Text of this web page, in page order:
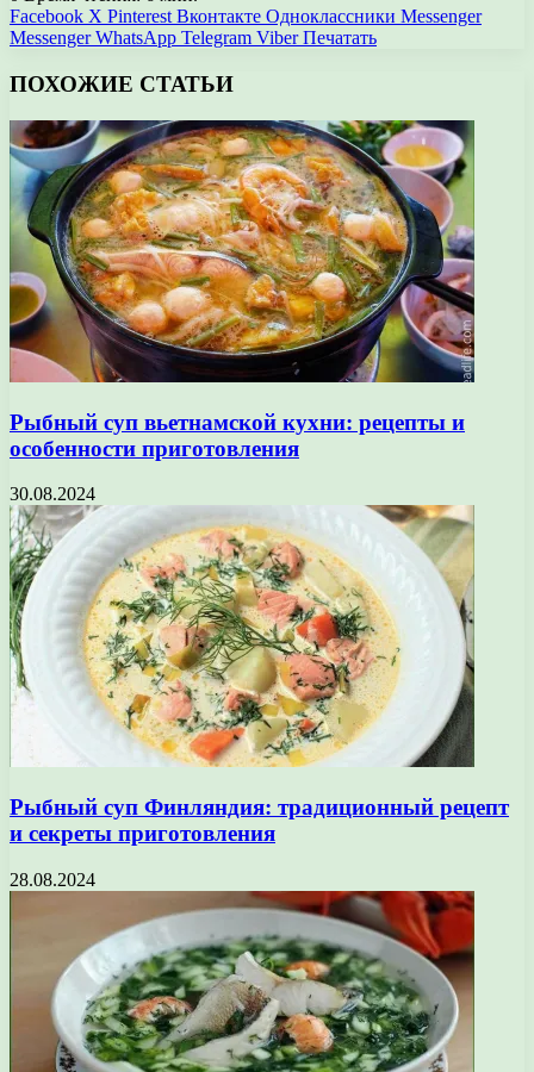
Facebook X Pinterest Вконтакте Одноклассники Messenger
Messenger WhatsApp Telegram Viber Печатать
ПОХОЖИЕ СТАТЬИ
Рыбный суп вьетнамской кухни: рецепты и
особенности приготовления
30.08.2024
Рыбный суп Финляндия: традиционный рецепт
и секреты приготовления
28.08.2024